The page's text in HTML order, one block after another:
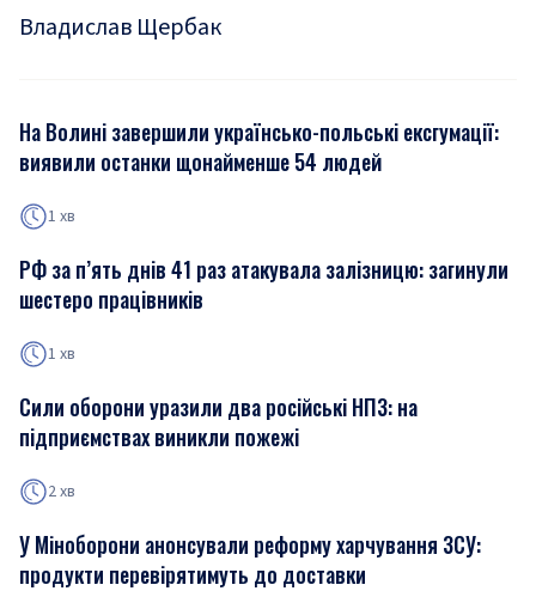
Владислав Щербак
На Волині завершили українсько-польські ексгумації:
виявили останки щонайменше 54 людей
1 хв
РФ за п’ять днів 41 раз атакувала залізницю: загинули
шестеро працівників
1 хв
Сили оборони уразили два російські НПЗ: на
підприємствах виникли пожежі
2 хв
У Міноборони анонсували реформу харчування ЗСУ:
продукти перевірятимуть до доставки